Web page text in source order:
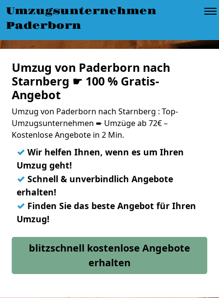
Umzugsunternehmen
Paderborn
Umzug von Paderborn nach
Starnberg ☛ 100 % Gratis-
Angebot
Umzug von Paderborn nach Starnberg : Top-
Umzugsunternehmen ➨ Umzüge ab 72€ –
Kostenlose Angebote in 2 Min.
✓ Wir helfen Ihnen, wenn es um Ihren
Umzug geht!
✓ Schnell & unverbindlich Angebote
erhalten!
✓ Finden Sie das beste Angebot für Ihren
Umzug!
blitzschnell kostenlose Angebote
erhalten